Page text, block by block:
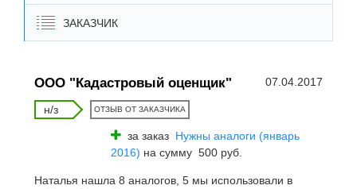
ЗАКАЗЧИК
ООО "Кадастровый оценщик" 07.04.2017
н/з ОТЗЫВ ОТ ЗАКАЗЧИКА
за заказ Нужны аналоги (январь
2016) на сумму 500 руб.
Наталья нашла 8 аналогов, 5 мы использовали в